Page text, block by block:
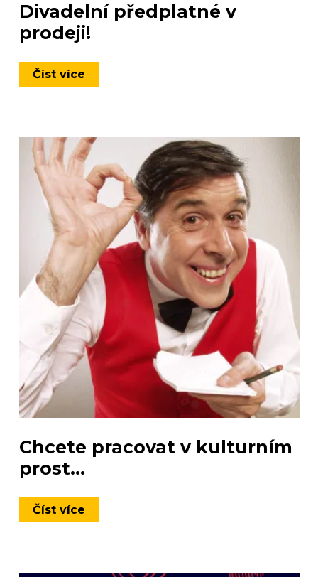
Divadelní předplatné v
prodeji!
Číst více
Chcete pracovat v kulturním
prost...
Číst více